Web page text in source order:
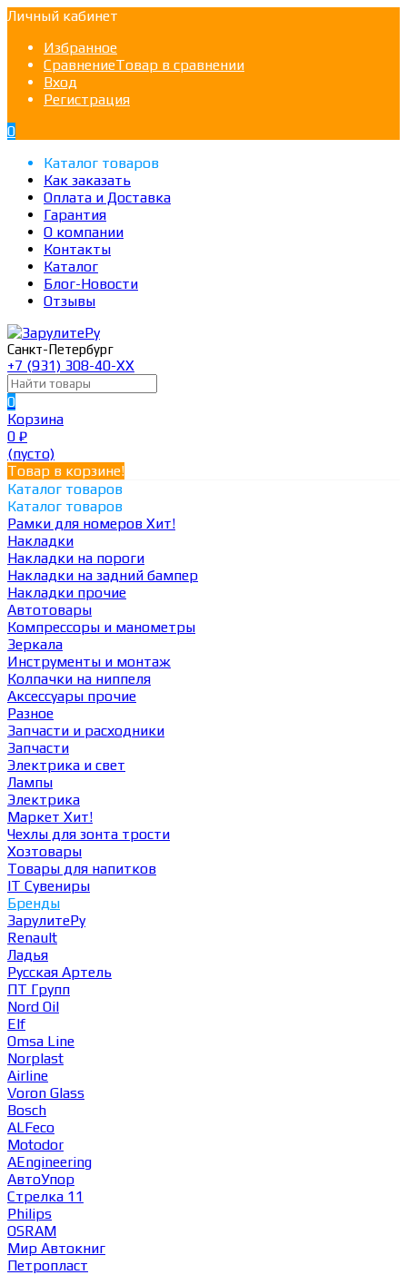
Личный кабинет
Избранное
СравнениеТовар в сравнении
Вход
Регистрация
0
Каталог товаров
Как заказать
Оплата и Доставка
Гарантия
О компании
Контакты
Каталог
Блог-Новости
Отзывы
Санкт-Петербург
+7 (931) 308-40-ХХ
0
Корзина
0 ₽
(пусто)
Товар в корзине!
Каталог товаров
Каталог товаров
Рамки для номеров Хит!
Накладки
Накладки на пороги
Накладки на задний бампер
Накладки прочие
Автотовары
Компрессоры и манометры
Зеркала
Инструменты и монтаж
Колпачки на ниппеля
Аксессуары прочие
Разное
Запчасти и расходники
Запчасти
Электрика и свет
Лампы
Электрика
Маркет Хит!
Чехлы для зонта трости
Хозтовары
Товары для напитков
IT Сувениры
Бренды
ЗарулитеРу
Renault
Ладья
Русская Артель
ПТ Групп
Nord Oil
Elf
Omsa Line
Norplast
Airline
Voron Glass
Bosch
ALFeco
Motodor
AEngineering
АвтоУпор
Стрелка 11
Philips
OSRAM
Мир Автокниг
Петропласт